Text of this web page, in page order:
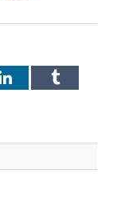
LinkedInTumblr